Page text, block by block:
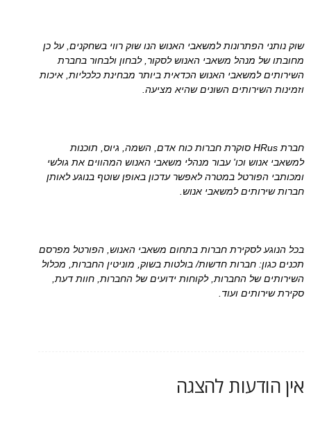
שוק נותני הפתרונות למשאבי האנוש הנו שוק רווי בשחקנים, על כן
מחובתו של מנהל משאבי האנוש לסקור, לבחון ולבחור בחברת
השירותים למשאבי האנוש הכדאית ביותר מבחינת כלכליות, איכות
וזמינות השירותים השונים שהיא מציעה.
חברת HRus סוקרת חברות כוח אדם, השמה, גיוס, תוכנות
למשאבי אנוש וכו' עבור מנהלי משאבי האנוש המהווים את גולשי
ומכותבי הפורטל במטרה לאפשר עדכון באופן שוטף בנוגע לאותן
חברות שירותים למשאבי אנוש.
בכל הנוגע לסקירת חברות בתחום משאבי האנוש, הפורטל מפרסם
תכנים כגון: חברות חדשות/ בולטות בשוק, מוניטין החברות, מכלול
השירותים של החברות, לקוחות ידועים של החברות, חוות דעת,
סקירת שירותים ועוד.
אין הודעות להצגה